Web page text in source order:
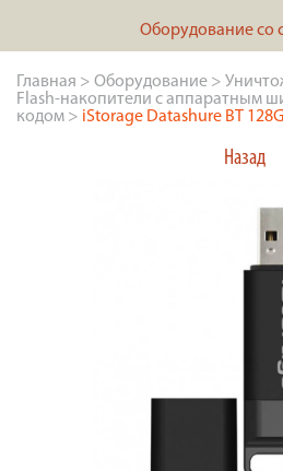
Оборудование со
Главная > Оборудование >
Flash-накопители с аппаратным
кодом > iStorage Datashure BT
Назад